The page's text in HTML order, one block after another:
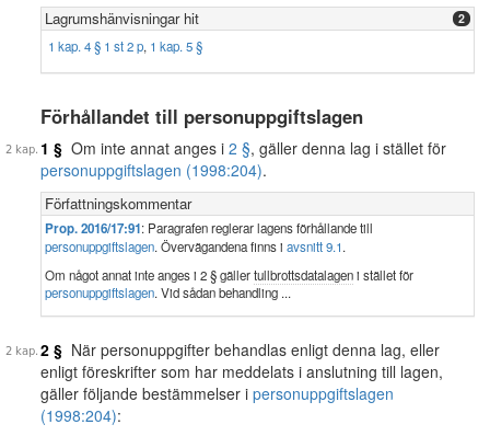
Lagrumshänvisningar hit 2
1 kap. 4 § 1 st 2 p, 1 kap. 5 §
Förhållandet till personuppgiftslagen
1 § Om inte annat anges i 2 §, gäller denna lag i stället för
personuppgiftslagen (1998:204).
Författningskommentar
Prop. 2016/17:91: Paragrafen reglerar lagens förhållande till
personuppgiftslagen. Övervägandena finns i avsnitt 9.1.
Om något annat inte anges i 2 § gällertullbrottsdatalageni stället för
personuppgiftslagen. Vid sådan behandling ...
2 § När personuppgifter behandlas enligt denna lag, eller
enligt föreskrifter som har meddelats i anslutning till lagen,
gäller följande bestämmelser i personuppgiftslagen
(1998:204):